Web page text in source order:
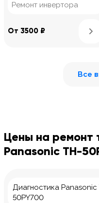
Ремонт инвертора
От 3500 ₽
Все
Цены на ремонт
Panasonic TH-
Диагностика Panasonic
50PY700